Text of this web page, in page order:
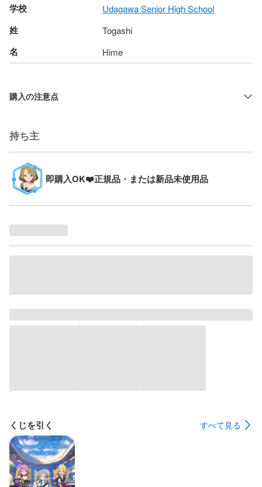
学校 Udagawa Senior High School
姓 Togashi
名 Hime
購入の注意点
持ち主
即購入OK❤️正規品・または新品未使用品
くじを引く すべて見る